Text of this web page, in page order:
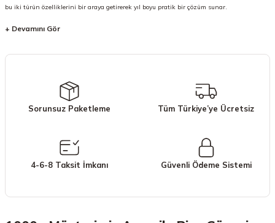
bu iki türün özelliklerini bir araya getirerek yıl boyu pratik bir çözüm sunar.
Ayrıca son yıllarda popülerliği artan run-flat (patlasa da gidebilen) lastikler, patlama
lastikler ve off-road koşullarına uygun dişli yapıya sahip arazi lastikleri de farklı
nedenle seçim yapılırken sürüş bölgesinin iklimi, araç tipi ve günlük kullanım
alışkanlıkları dikkate alınmalıdır.
Kaliteli Lastikler
Kaliteli bir lastik, sadece dayanıklılığı ile değil, aynı zamanda sunduğu güvenlik, konfor
ve performans özellikleri ile de kendini gösterir. Kaliteli lastikler, özel olarak formüle
edilmiş kauçuk bileşenleri sayesinde hem aşınmaya karşı dirençlidir hem de yol tutuşunu
avantajlardan bazılarıdır. Bu özellikler, sürüş güvenliğini artırırken aynı zamanda
Sorunsuz Paketleme Tüm Türkiye’ye Ücretsiz
4-6-8 Taksit İmkanı Güvenli Ödeme Sistemi